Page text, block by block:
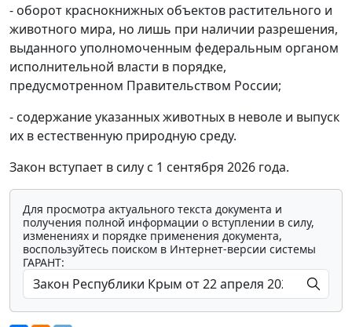
- оборот краснокнижных объектов растительного и
животного мира, но лишь при наличии разрешения,
выданного уполномоченным федеральным органом
исполнительной власти в порядке,
предусмотренном Правительством России;
- содержание указанных животных в неволе и выпуск
их в естественную природную среду.
Закон вступает в силу с 1 сентября 2026 года.
Для просмотра актуального текста документа и
получения полной информации о вступлении в силу,
изменениях и порядке применения документа,
воспользуйтесь поиском в Интернет-версии системы
ГАРАНТ: